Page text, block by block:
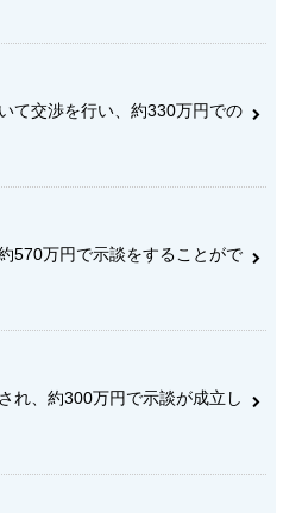
て交渉を行い、約330万円での
570万円で示談をすることがで
れ、約300万円で示談が成立し